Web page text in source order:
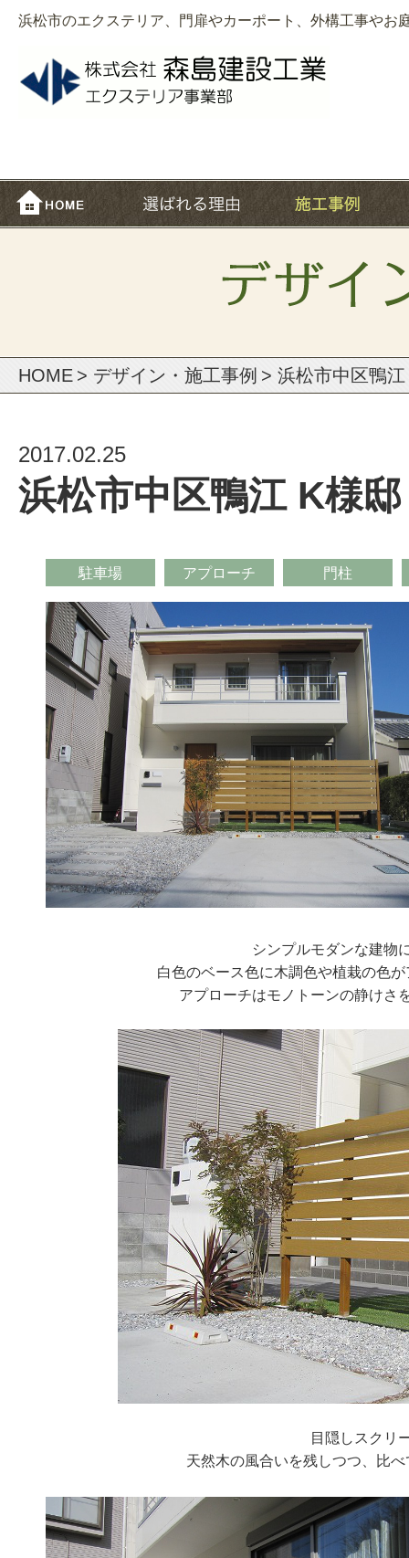
浜松市のエクステリア、門扉やカーポート、外構工事やお
HOME > デザイン・施⼯事例 > 浜松市中区鴨
2017.02.25
浜松市中区鴨江 K様
駐車場 アプローチ 門柱
シンプルモダンな建物
白色のベース色に木調色や植栽の色
アプローチはモノトーンの静けさ
目隠しスクリ
天然木の風合いを残しつつ、比